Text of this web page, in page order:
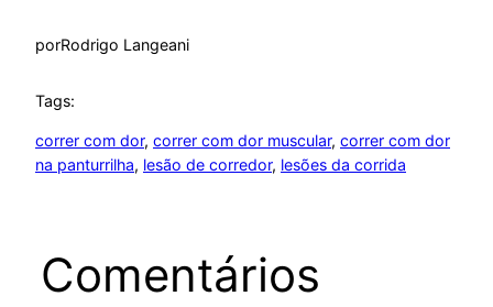
porRodrigo Langeani
Tags:
correr com dor, correr com dor muscular, correr com dor
na panturrilha, lesão de corredor, lesões da corrida
Comentários